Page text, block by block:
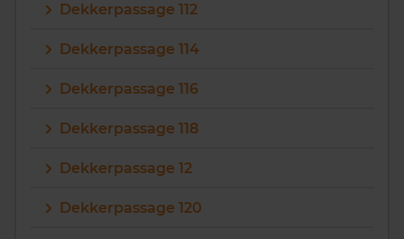
Dekkerpassage 112
Dekkerpassage 114
Dekkerpassage 116
Dekkerpassage 118
Dekkerpassage 12
Dekkerpassage 120